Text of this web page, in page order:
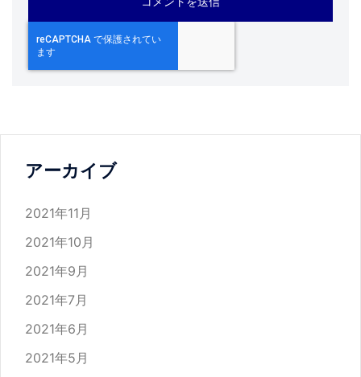
アーカイブ
2021年11月
2021年10月
2021年9月
2021年7月
2021年6月
2021年5月